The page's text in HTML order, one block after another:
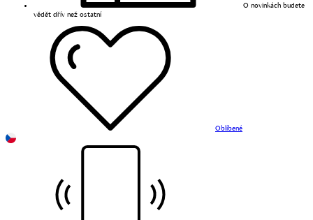
O novinkách budete
vědět dřív než ostatní
Oblíbené